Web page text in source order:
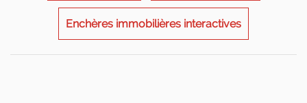
Enchères immobilières interactives